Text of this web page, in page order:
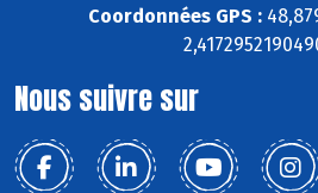
Coordonnées GPS :
Nous suivre sur